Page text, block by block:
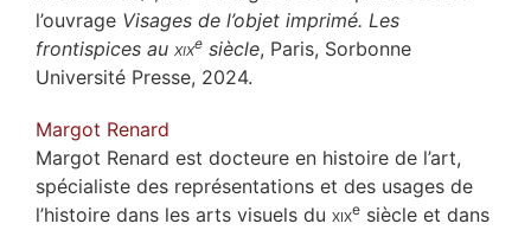
l’ouvrage Visages de l’objet imprimé. Les
frontispices au xixe siècle, Paris, Sorbonne
Université Presse, 2024.
Margot Renard
Margot Renard est docteure en histoire de l’art,
spécialiste des représentations et des usages de
l’histoire dans les arts visuels du xixe siècle et dans